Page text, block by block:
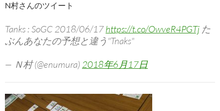
N村さんのツイート
Tanks : SoGC 2018/06/17 https://t.co/OwveR4PGTj た
ぶんあなたの予想と違う"Tnaks"
— Ｎ村 (@enumura) 2018年6月17日